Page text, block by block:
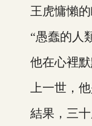
王虎慵懶的睜
“愚蠢的人
他在心裡默
上一世，他是
結果，三十